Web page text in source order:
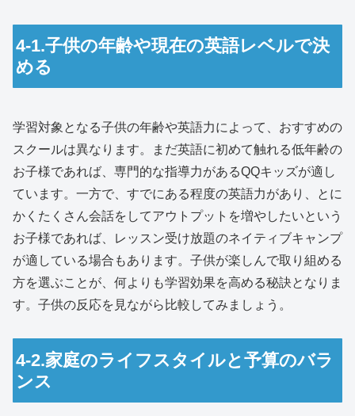
4-1.子供の年齢や現在の英語レベルで決
める
学習対象となる子供の年齢や英語力によって、おすすめの
スクールは異なります。まだ英語に初めて触れる低年齢の
お子様であれば、専門的な指導力があるQQキッズが適し
ています。一方で、すでにある程度の英語力があり、とに
かくたくさん会話をしてアウトプットを増やしたいという
お子様であれば、レッスン受け放題のネイティブキャンプ
が適している場合もあります。子供が楽しんで取り組める
方を選ぶことが、何よりも学習効果を高める秘訣となりま
す。子供の反応を見ながら比較してみましょう。
4-2.家庭のライフスタイルと予算のバラ
ンス